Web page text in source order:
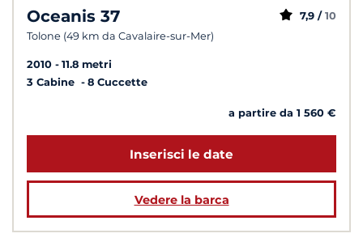
Oceanis 37
Tolone (49 km da Cavalaire-sur-Mer)
7,9 / 10
2010
11.8 metri
3 Cabine
8 Cuccette
a partire da 1 560 €
Inserisci le date
Vedere la barca